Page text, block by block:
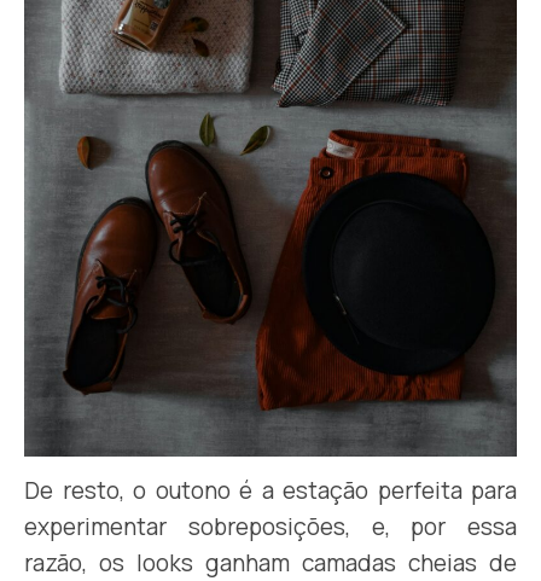
De resto, o outono é a estação perfeita para
experimentar sobreposições, e, por essa
razão, os looks ganham camadas cheias de